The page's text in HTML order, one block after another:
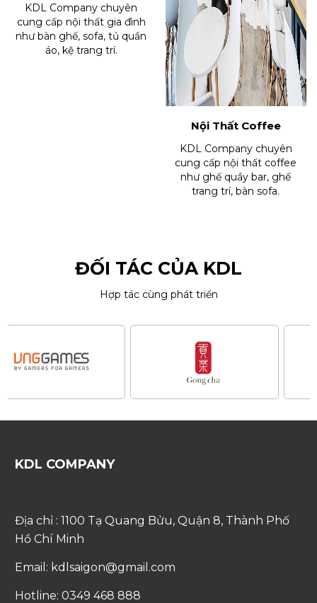
KDL Company chuyên
cung cấp nội thất gia đình
như bàn ghế, sofa, tủ quần
áo, kệ trang trí.
Nội Thất Coffee
KDL Company chuyên
cung cấp nội thất coffee
như ghế quầy bar, ghế
trang trí, bàn sofa.
ĐỐI TÁC CỦA KDL
Hợp tác cùng phát triển
KDL COMPANY
Địa chỉ : 1100 Tạ Quang Bửu, Quận 8, Thành Phố
Hồ Chí Minh
Email: kdlsaigon@gmail.com
Hotline: 0349 468 888